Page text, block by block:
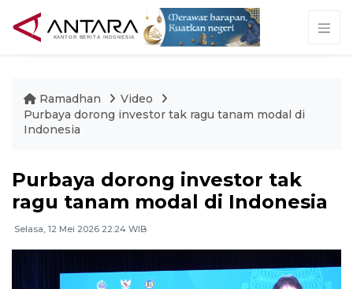
Ramadhan
Video
Purbaya dorong investor tak ragu tanam modal di
Indonesia
Purbaya dorong investor tak
ragu tanam modal di Indonesia
Selasa, 12 Mei 2026 22:24 WIB